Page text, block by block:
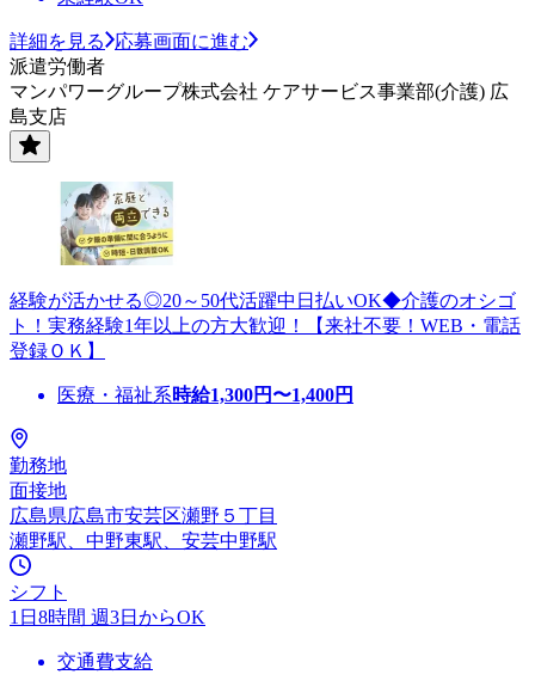
詳細を見る
応募画面に進む
派遣労働者
マンパワーグループ株式会社 ケアサービス事業部(介護) 広
島支店
経験が活かせる◎20～50代活躍中日払いOK◆介護のオシゴ
ト！実務経験1年以上の方大歓迎！【来社不要！WEB・電話
登録ＯＫ】
医療・福祉系時給1,300円〜1,400円
勤務地
面接地
広島県広島市安芸区瀬野５丁目
瀬野駅、中野東駅、安芸中野駅
シフト
1日8時間 週3日からOK
交通費支給